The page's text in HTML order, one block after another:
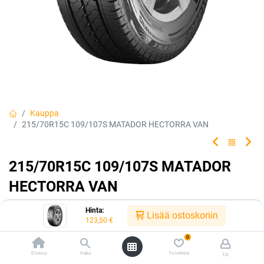
Hinta:
123,50 € Lisää ostoskoriin
Etusivu Haku
0
Toivelista Tili
Kauppa
215/70R15C 109/107S MATADOR HECTORRA VAN
215/70R15C 109/107S MATADOR
HECTORRA VAN
Hyötyajoneuvojen tasapainoinen kesätuote, joka vastaa kaikkiin
haasteisiin.
4050496003005 Tuotekoodi:240458
Tällä tuotteella ei ole kelvollista yhdistelmää.